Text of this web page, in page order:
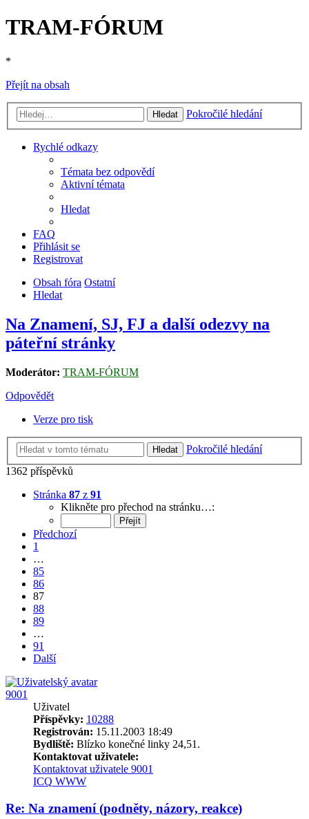
TRAM-FÓRUM
*
Přejít na obsah
Hledat Pokročilé hledání
Rychlé odkazy
Témata bez odpovědí
Aktivní témata
Hledat
FAQ
Přihlásit se
Registrovat
Obsah fóra Ostatní
Hledat
Na Znamení, SJ, FJ a další odezvy na
páteřní stránky
Moderátor: TRAM-FÓRUM
Odpovědět
Verze pro tisk
Hledat
Pokročilé hledání
1362 příspěvků
Stránka 87 z 91
Klikněte pro přechod na stránku…:
Předchozí
1
…
85
86
87
88
89
…
91
Další
9001
Uživatel
Příspěvky: 10288
Registrován: 15.11.2003 18:49
Bydliště: Blízko konečné linky 24,51.
Kontaktovat uživatele:
Kontaktovat uživatele 9001
ICQ WWW
Re: Na znamení (podněty, názory, reakce)